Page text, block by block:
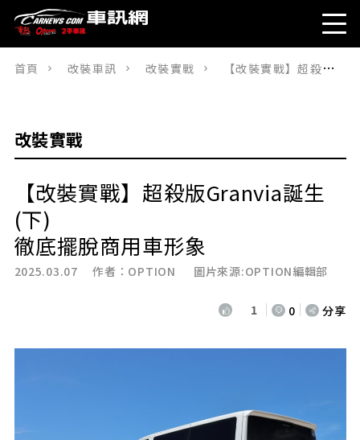
首頁 改裝車訊 改裝實戰 【改裝實戰】超殺版Granvia誕生(下)徹底擺脫商用車形象
改裝實戰
【改裝實戰】超殺版Granvia誕生
(下)
徹底擺脫商用車形象
2025.03.07 作者： OPTION 圖片來源:OPTION編輯部
1 0 分享